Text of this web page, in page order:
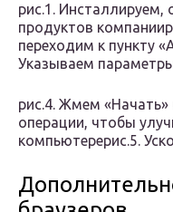
рис.1. Инсталлируем,
продуктов
переходим к пункту
Указываем
рис.4. Жмем
операции, чтобы
компьютерерис.5.